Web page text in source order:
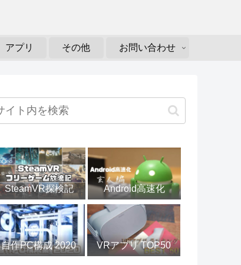
アプリ その他 お問い合わせ
SteamVR探検記 Android高速化
自作PC構成 2020 VRアプリ TOP50